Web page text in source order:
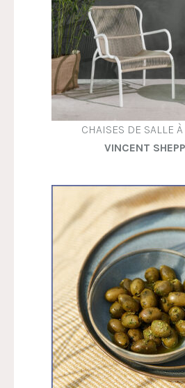
CHAISES DE SALLE
VINCENT